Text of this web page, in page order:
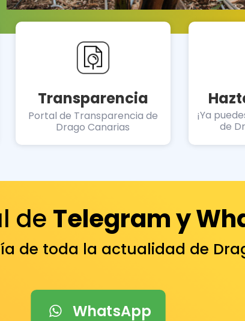
Transparencia
Portal de Transparencia de
Drago Canarias
¡Ya
de
de Telegram y
de toda la actualidad de
WhatsApp